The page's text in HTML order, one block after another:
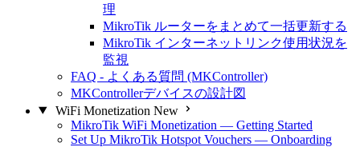
理
MikroTik ルーターをまとめて一括更新する
MikroTik インターネットリンク使用状況を
監視
FAQ - よくある質問 (MKController)
MKControllerデバイスの設計図
WiFi Monetization New
MikroTik WiFi Monetization — Getting Started
Set Up MikroTik Hotspot Vouchers — Onboarding